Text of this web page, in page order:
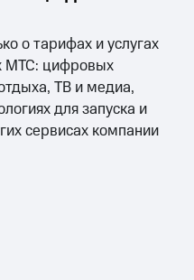
о тарифах и услугах
МТС: цифровых
ТВ и медиа,
для запуска и
сервисах компании